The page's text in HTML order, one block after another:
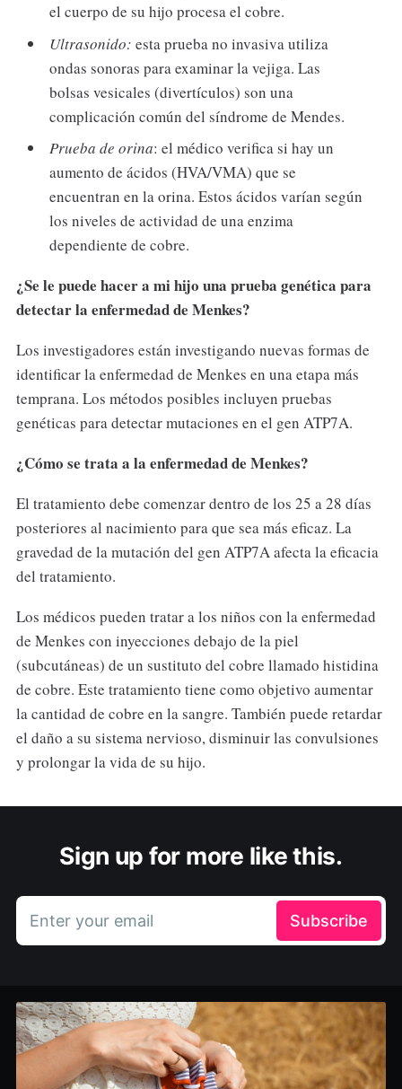
el cuerpo de su hijo procesa el cobre.
Ultrasonido: esta prueba no invasiva utiliza
ondas sonoras para examinar la vejiga. Las
bolsas vesicales (divertículos) son una
complicación común del síndrome de Mendes.
Prueba de orina: el médico verifica si hay un
aumento de ácidos (HVA/VMA) que se
encuentran en la orina. Estos ácidos varían según
los niveles de actividad de una enzima
dependiente de cobre.
¿Se le puede hacer a mi hijo una prueba genética para
detectar la enfermedad de Menkes?
Los investigadores están investigando nuevas formas de
identificar la enfermedad de Menkes en una etapa más
temprana. Los métodos posibles incluyen pruebas
genéticas para detectar mutaciones en el gen ATP7A.
¿Cómo se trata a la enfermedad de Menkes?
El tratamiento debe comenzar dentro de los 25 a 28 días
posteriores al nacimiento para que sea más eficaz. La
gravedad de la mutación del gen ATP7A afecta la eficacia
del tratamiento.
Los médicos pueden tratar a los niños con la enfermedad
de Menkes con inyecciones debajo de la piel
(subcutáneas) de un sustituto del cobre llamado histidina
de cobre. Este tratamiento tiene como objetivo aumentar
la cantidad de cobre en la sangre. También puede retardar
el daño a su sistema nervioso, disminuir las convulsiones
y prolongar la vida de su hijo.
Sign up for more like this.
Enter your email Subscribe